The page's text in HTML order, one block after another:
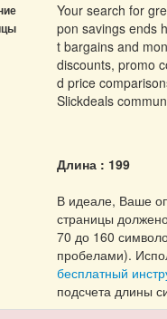
Your search for
pon savings ends
t bargains and
discounts, promo
d price
Slickdeals
Длина : 199
В идеале, Ваше
страницы
70 до 160
пробелами).
бесплатный
подсчета длины